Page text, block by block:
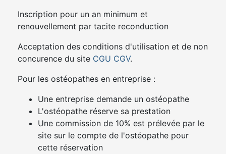
Inscription pour un an minimum et
renouvellement par tacite reconduction
Acceptation des conditions d'utilisation et de non
concurence du site CGU CGV.
Pour les ostéopathes en entreprise :
Une entreprise demande un ostéopathe
L'ostéopathe réserve sa prestation
Une commission de 10% est prélevée par le
site sur le compte de l'ostéopathe pour
cette réservation